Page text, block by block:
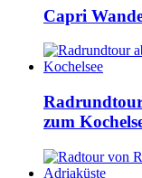
Capri
zum